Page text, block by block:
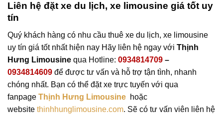
Liên hệ đặt xe du lịch, xe limousine giá tốt uy
tín
Quý khách hàng có nhu cầu thuê xe du lịch, xe limousine
uy tín giá tốt nhất hiện nay Hãy liên hệ ngay với Thịnh
Hưng Limousine qua Hotline: 0934814709 –
0934814609 để được tư vấn và hỗ trợ tận tình, nhanh
chóng nhất. Bạn có thể đặt xe trực tuyến với qua
fanpage Thịnh Hưng Limousine hoặc
website thinhhunglimousine.com. Sẽ có tư vấn viên liên hệ